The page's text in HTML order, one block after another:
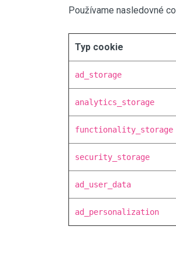
Meracie prístroje
Elektrocentrály
Hutniaca a vibračná
Stavebné miešačky
Rezačky špár
Odvlhčovače
Ventilácia
Záhradné náradie
Používame nasledovné
Typ cookie
ad_storage
analytics_storage
functionality_storage
security_storage
ad_user_data
ad_personalization